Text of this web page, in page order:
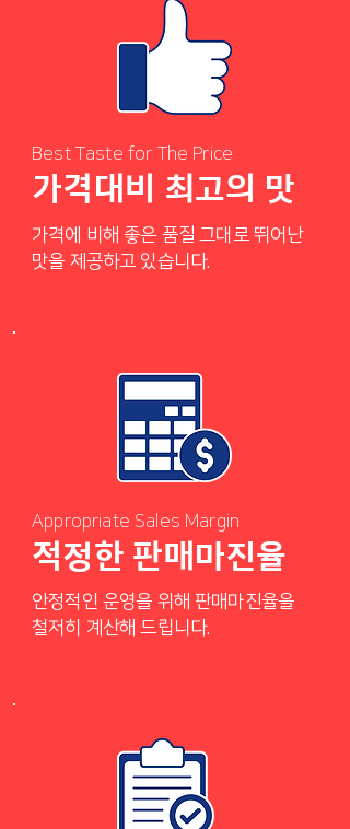
Best Taste for The Price
가격대비 최고의 맛
가격에 비해 좋은 품질 그대로 뛰어난
맛을 제공하고 있습니다.
Appropriate Sales Margin
적정한 판매마진율
안정적인 운영을 위해 판매마진율을
철저히 계산해 드립니다.